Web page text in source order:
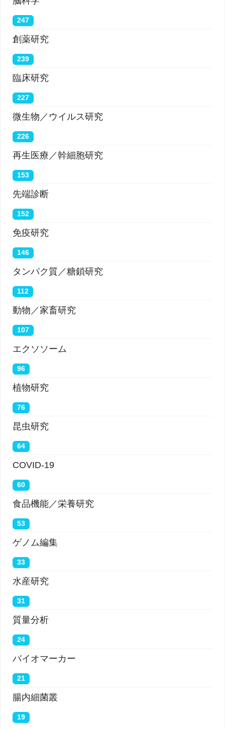
247
創薬研究
239
臨床研究
227
微生物／ウイルス研究
226
再生医療／幹細胞研究
153
先端診断
152
免疫研究
146
タンパク質／糖鎖研究
112
動物／家畜研究
107
エクソソーム
96
植物研究
76
昆虫研究
64
COVID-19
60
食品機能／栄養研究
53
ゲノム編集
33
水産研究
31
質量分析
24
バイオマーカー
21
腸内細菌叢
19